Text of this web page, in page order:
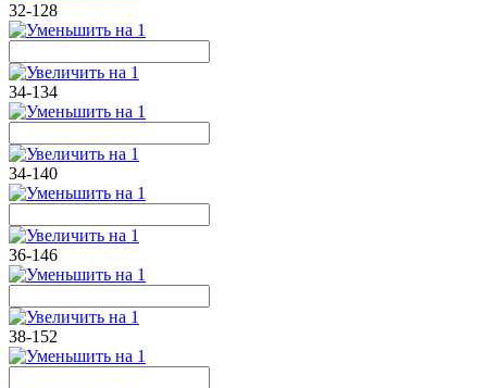
32-128
34-134
34-140
36-146
38-152